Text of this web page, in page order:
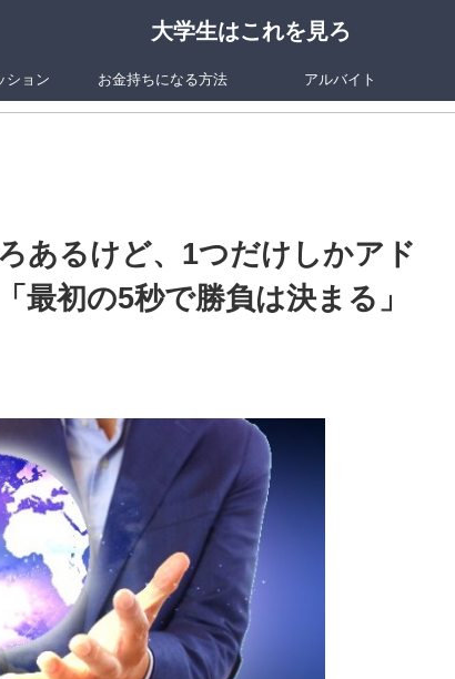
大学生はこれを見ろ
ション お金持ちになる方法 アルバイト
あるけど、1つだけしかアド
最初の5秒で勝負は決まる」